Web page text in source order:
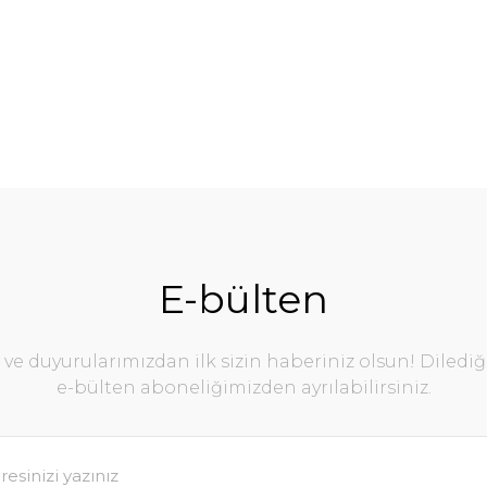
E-bülten
ve duyurularımızdan ilk sizin haberiniz olsun!
e-bülten aboneliğimizden ayrılabilirsiniz.